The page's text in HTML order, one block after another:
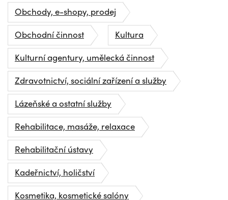
Obchody, e-shopy, prodej
Obchodní činnost
Kultura
Kulturní agentury, umělecká činnost
Zdravotnictví, sociální zařízení a služby
Lázeňské a ostatní služby
Rehabilitace, masáže, relaxace
Rehabilitační ústavy
Kadeřnictví, holičství
Kosmetika, kosmetické salóny